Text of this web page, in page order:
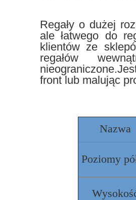
Regały o dużej
ale łatwego do
klientów ze
regałów
front lub malując
Nazwa
Poziomy